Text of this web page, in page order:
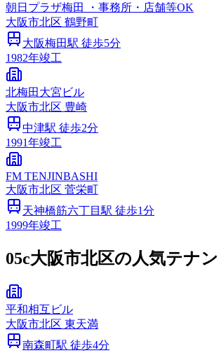
朝日プラザ梅田 ・事務所・店舗等OK
大阪市北区 鶴野町
大阪梅田駅 徒歩5分
1982年竣工
北梅田大宮ビル
大阪市北区 豊崎
中津駅 徒歩2分
1991年竣工
FM TENJINBASHI
大阪市北区 菅栄町
天神橋筋六丁目 駅 徒歩1分
1999年竣工
05c大阪市北区の人気テナ
平和相互ビル
大阪市北区 東天満
南森町駅 徒歩4分